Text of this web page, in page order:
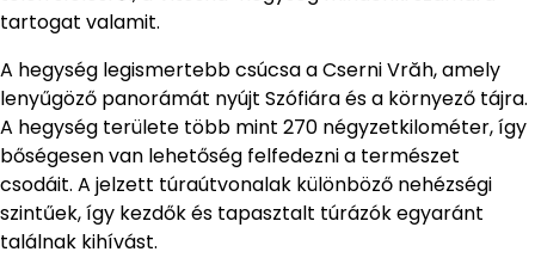
tartogat valamit.
A hegység legismertebb csúcsa a Cserni Vrăh, amely
lenyűgöző panorámát nyújt Szófiára és a környező tájra.
A hegység területe több mint 270 négyzetkilométer, így
bőségesen van lehetőség felfedezni a természet
csodáit. A jelzett túraútvonalak különböző nehézségi
szintűek, így kezdők és tapasztalt túrázók egyaránt
találnak kihívást.